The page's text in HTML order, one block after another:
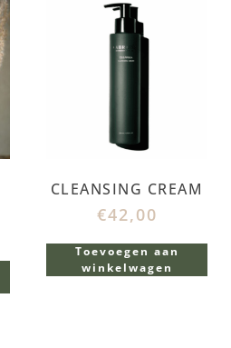
CLEANSING CREAM
€42,00
Toevoegen aan
winkelwagen